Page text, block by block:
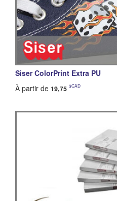
Siser ColorPrint Extra PU
À partir de 19,75 $CAD